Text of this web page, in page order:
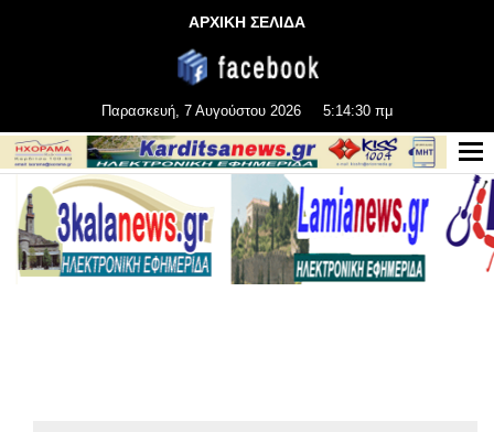
ΑΡΧΙΚΗ ΣΕΛΙΔΑ
Παρασκευή, 7 Αυγούστου 2026 5:14:31 πμ